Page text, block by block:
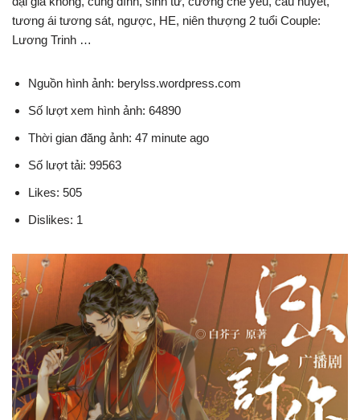
tương ái tương sát, ngược, HE, niên thượng 2 tuổi Couple:
Lương Trinh …
Nguồn hình ảnh: berylss.wordpress.com
Số lượt xem hình ảnh: 64890
Thời gian đăng ảnh: 47 minute ago
Số lượt tải: 99563
Likes: 505
Dislikes: 1